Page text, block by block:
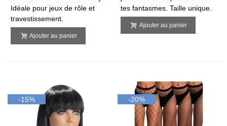
Idéale pour jeux de rôle et
travestissement.
Ajouter au panier
tes fantasmes. Taille unique.
Ajouter au panier
-15% -20%